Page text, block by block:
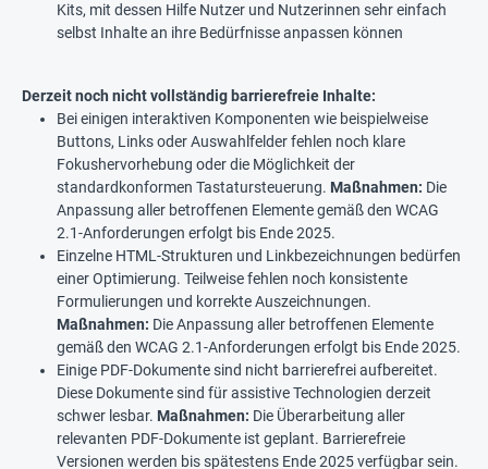
Kits, mit dessen Hilfe Nutzer und Nutzerinnen sehr einfach
selbst Inhalte an ihre Bedürfnisse anpassen können
Derzeit noch nicht vollständig barrierefreie Inhalte:
Bei einigen interaktiven Komponenten wie beispielweise
Buttons, Links oder Auswahlfelder fehlen noch klare
Fokushervorhebung oder die Möglichkeit der
standardkonformen Tastatursteuerung. Maßnahmen: Die
Anpassung aller betroffenen Elemente gemäß den WCAG
2.1-Anforderungen erfolgt bis Ende 2025.
Einzelne HTML-Strukturen und Linkbezeichnungen bedürfen
einer Optimierung. Teilweise fehlen noch konsistente
Formulierungen und korrekte Auszeichnungen.
Maßnahmen: Die Anpassung aller betroffenen Elemente
gemäß den WCAG 2.1-Anforderungen erfolgt bis Ende 2025.
Einige PDF-Dokumente sind nicht barrierefrei aufbereitet.
Diese Dokumente sind für assistive Technologien derzeit
schwer lesbar. Maßnahmen: Die Überarbeitung aller
relevanten PDF-Dokumente ist geplant. Barrierefreie
Versionen werden bis spätestens Ende 2025 verfügbar sein.